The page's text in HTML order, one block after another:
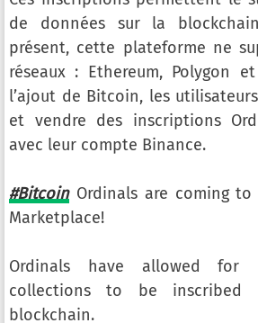
de données sur la blockchain
présent, cette plateforme ne
réseaux : Ethereum, Polygon
l’ajout de Bitcoin, les
et vendre des inscriptions
avec leur compte Binance.
#BitcoinOrdinals are coming to
Marketplace!
Ordinals have allowed for
collections to be
blockchain.